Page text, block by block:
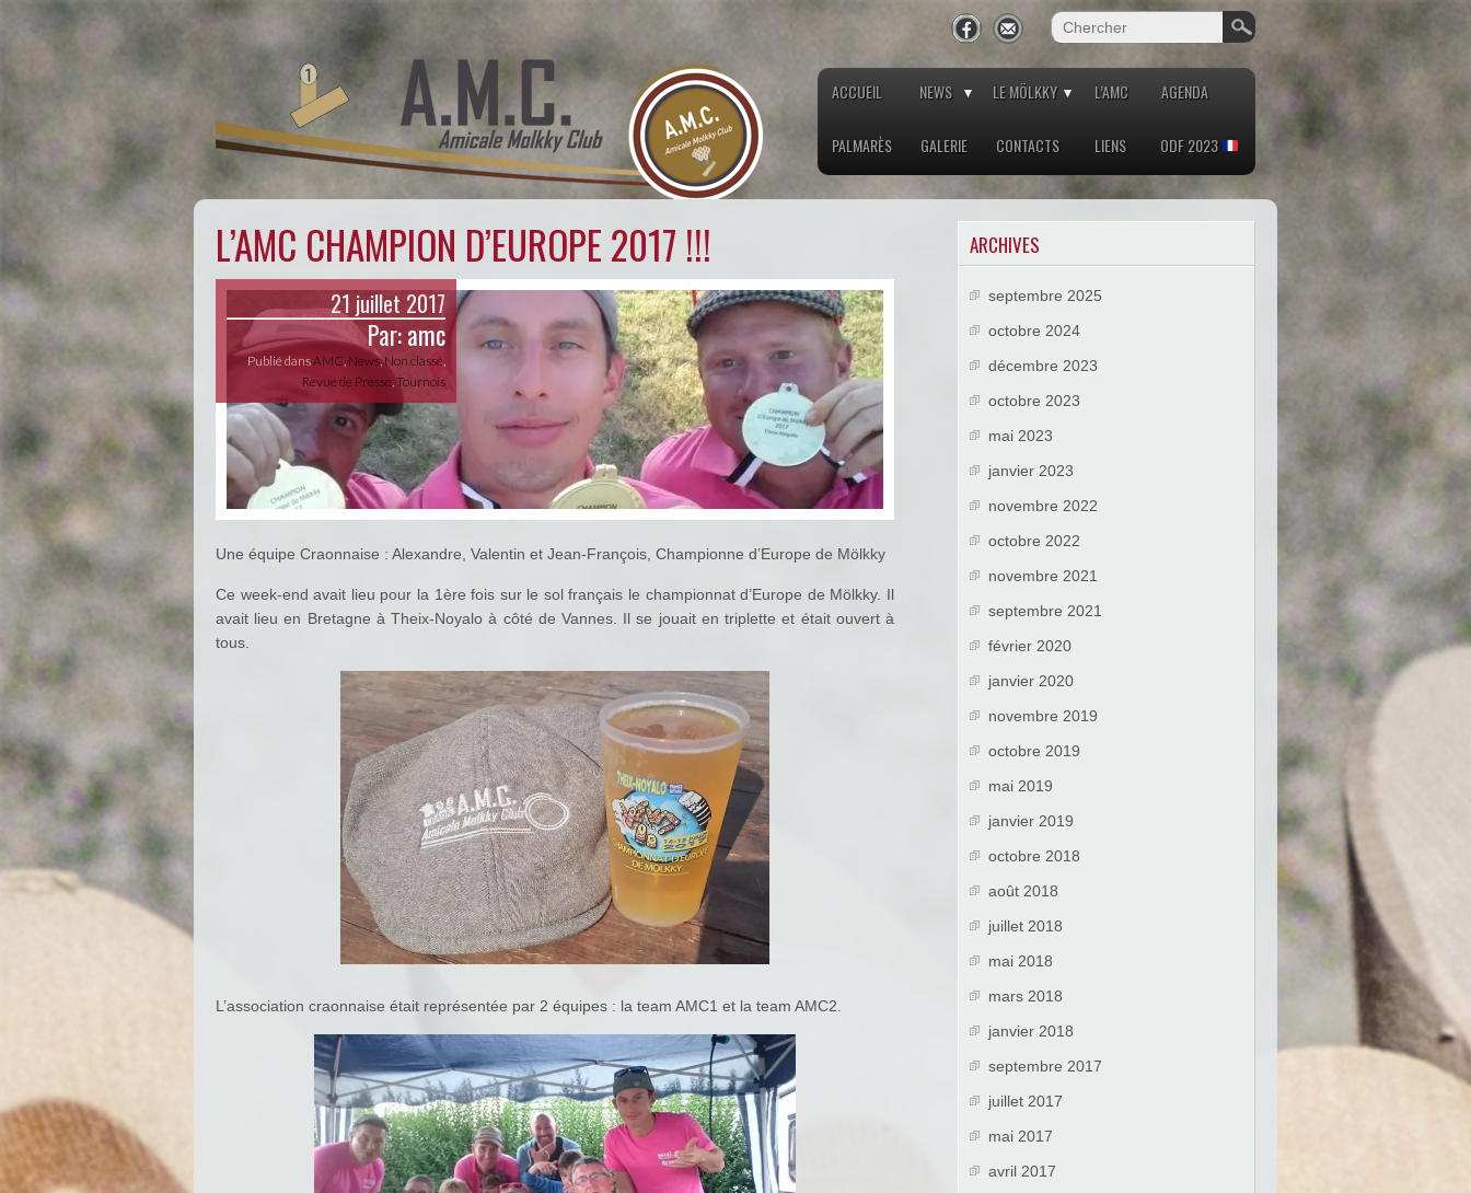
ACCUEIL NEWS LE MÖLKKY L’AMC AGENDA
PALMARÈS GALERIE CONTACTS LIENS ODF 2023
L’AMC CHAMPION D’EUROPE 2017 !!!
21 juillet 2017
Par:amc
Publié dansAMC, News,Non classé,
Revue de Presse,Tournois
Une équipe Craonnaise : Alexandre, Valentin et Jean-François, Championne d’Europe de Mölkky
Ce week-end avait lieu pour la 1ère fois sur le sol français le championnat d’Europe de Mölkky. Il
avait lieu en Bretagne à Theix-Noyalo à côté de Vannes. Il se jouait en triplette et était ouvert à
tous.
L’association craonnaise était représentée par 2 équipes : la team AMC1 et la team AMC2.
ARCHIVES
septembre 2025
octobre 2024
décembre 2023
octobre 2023
mai 2023
janvier 2023
novembre 2022
octobre 2022
novembre 2021
septembre 2021
février 2020
janvier 2020
novembre 2019
octobre 2019
mai 2019
janvier 2019
octobre 2018
août 2018
juillet 2018
mai 2018
mars 2018
janvier 2018
septembre 2017
juillet 2017
mai 2017
avril 2017